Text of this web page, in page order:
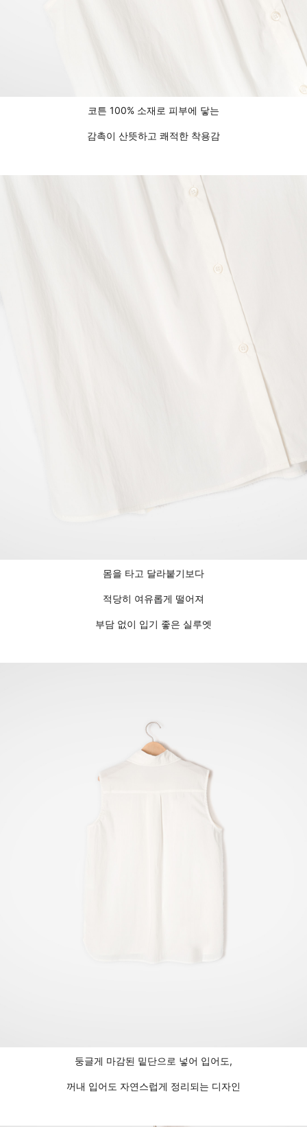
코튼 100% 소재로 피부에 닿는
감촉이 산뜻하고 쾌적한 착용감
몸을 타고 달라붙기보다
적당히 여유롭게 떨어져
부담 없이 입기 좋은 실루엣
둥글게 마감된 밑단으로 넣어 입어도,
꺼내 입어도 자연스럽게 정리되는 디자인